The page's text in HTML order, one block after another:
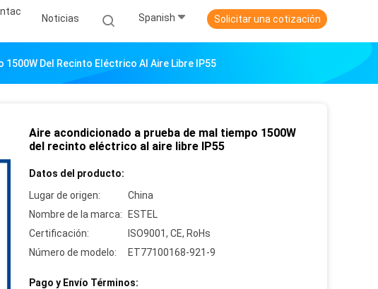
Noticias Spanish Solicitar una cotización
Del Recinto Eléctrico Al Aire Libre IP55
Aire acondicionado a prueba de mal tiempo 1500W
del recinto eléctrico al aire libre IP55
Datos del producto:
Lugar de origen:
China
Nombre de la marca:
ESTEL
Certificación:
ISO9001, CE, RoHs
Número de modelo:
ET77100168-921-9
Pago y Envío Términos: